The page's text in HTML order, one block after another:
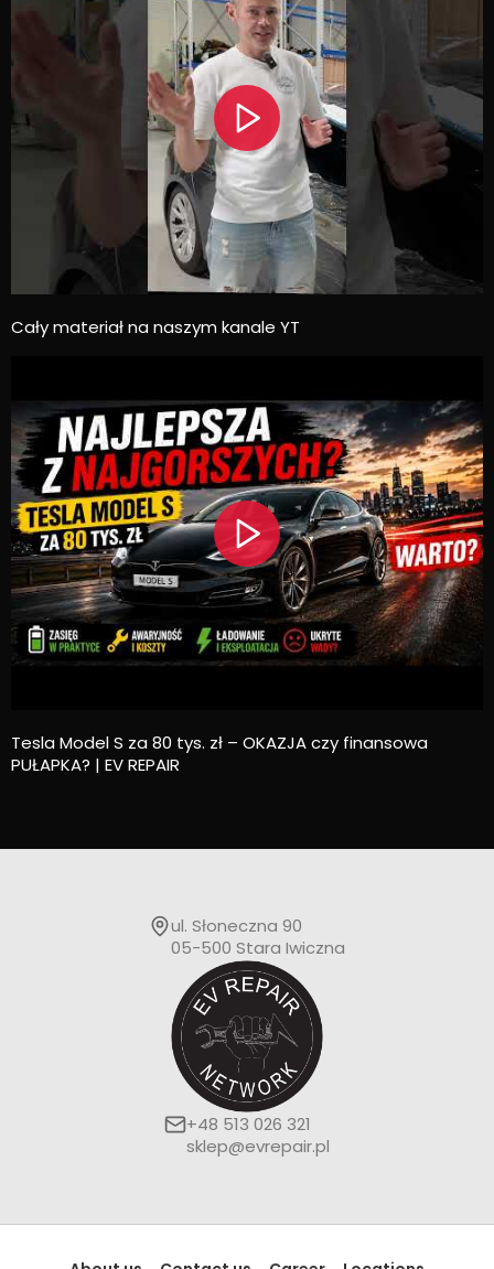
Cały materiał na naszym kanale YT
Tesla Model S za 80 tys. zł – OKAZJA czy finansowa
PUŁAPKA? | EV REPAIR
ul. Słoneczna 90
05-500 Stara Iwiczna
+48 513 026 321
sklep@evrepair.pl